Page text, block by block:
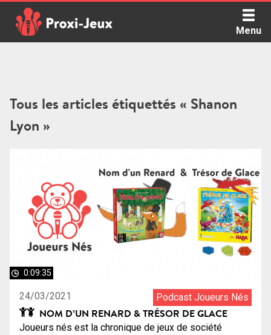
content
Menu
Tous les articles étiquettés « Shanon
Lyon »
0:09:35
24/03/2021 Podcast Joueurs Nés
NOM D’UN RENARD & TRÉSOR DE GLACE
Joueurs nés est la chronique de jeux de société